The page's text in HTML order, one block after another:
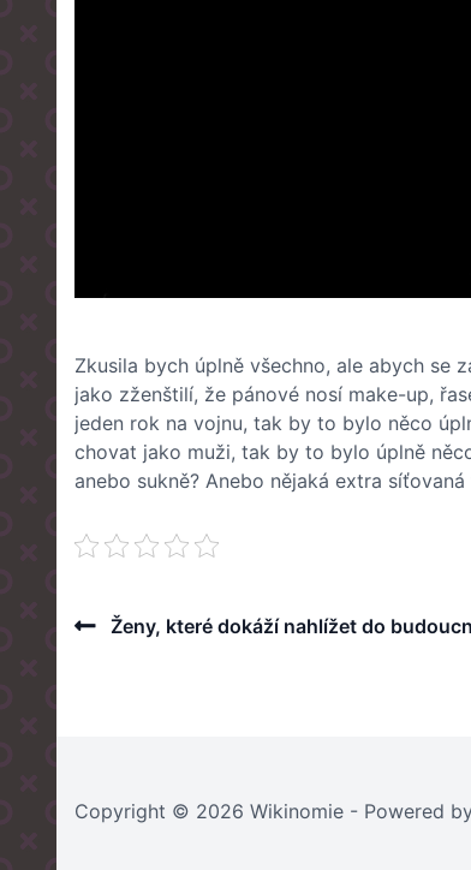
Zkusila bych úplně všechno, ale abych se
jako zženštilí, že pánové nosí make-up,
jeden rok na vojnu, tak by to bylo něco
chovat jako muži, tak by to bylo úplně
anebo sukně? Anebo nějaká extra
Post
PreviousŽeny, které dokáží nahlížet do
Copyright © 2026 Wikinomie - Powered